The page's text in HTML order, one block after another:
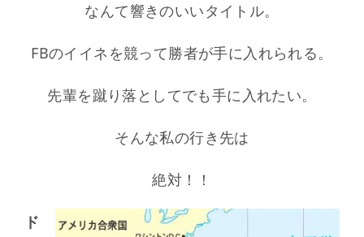
なんて響きのいいタイトル。
FBのイイネを競って勝者が手に入れられる。
先輩を蹴り落としてでも手に入れたい。
そんな私の行き先は
絶対！！
ド